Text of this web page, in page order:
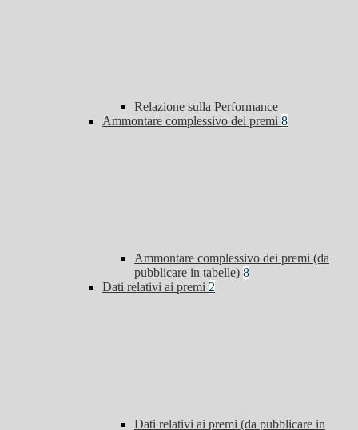
Relazione sulla Performance
Ammontare complessivo dei premi 8
Ammontare complessivo dei premi (da
pubblicare in tabelle) 8
Dati relativi ai premi 2
Dati relativi ai premi (da pubblicare in